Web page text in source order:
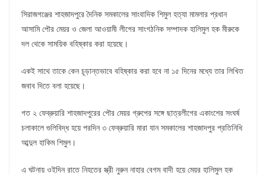
সিরাজগঞ্জের শাহজাদপুরে দৈনিক সমকালের সাংবাদিক শিমুল হত্যা মামলার প্রধান
আসামি পৌর মেয়র ও জেলা আওয়ামী লীগের সাংগঠনিক সম্পাদক হালিমুল হক মীরুকে
দল থেকে সাময়িক বহিষ্কার করা হয়েছে।
একই সাথে তাকে কেন চূড়ান্তভাবে বহিষ্কার করা হবে না ১৫ দিনের মধ্যে তার লিখিত
জবাব দিতে বলা হয়েছে।
গত ২ ফেব্রুয়ারি শাহজাদপুরের পৌর মেয়র গ্রুপের সঙ্গে ছাত্রলীগের একাংশের সংঘর্ষ
চলাকালে গুলিবিদ্ধ হয়ে পরদিন ৩ ফেব্রুয়ারি মারা যান সমকালের শাহজাদপুর প্রতিনিধি
আব্দুল হাকিম শিমুল।
এ ঘটনায় ওইদিন রাতে নিহতের স্ত্রী নুরুন নাহার বেগম বাদী হয়ে মেয়র হালিমুল হক